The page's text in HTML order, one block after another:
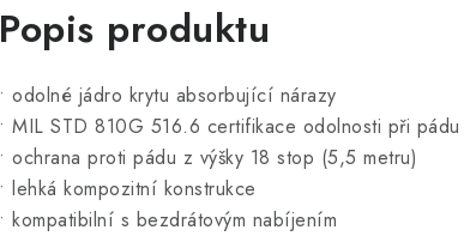
Popis produktu
• odolné jádro krytu absorbující nárazy
• MIL STD 810G 516.6 certifikace odolnosti při pádu
• ochrana proti pádu z výšky 18 stop (5,5 metru)
• lehká kompozitní konstrukce
• kompatibilní s bezdrátovým nabíjením